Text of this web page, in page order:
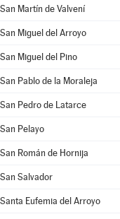
San Martín de Valvení
San Miguel del Arroyo
San Miguel del Pino
San Pablo de la Moraleja
San Pedro de Latarce
San Pelayo
San Román de Hornija
San Salvador
Santa Eufemia del Arroyo